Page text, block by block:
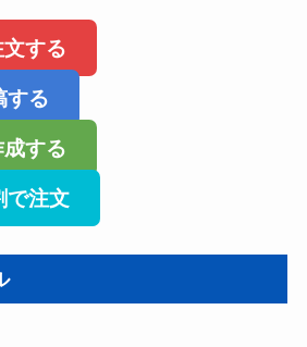
文する
する
する
で注文